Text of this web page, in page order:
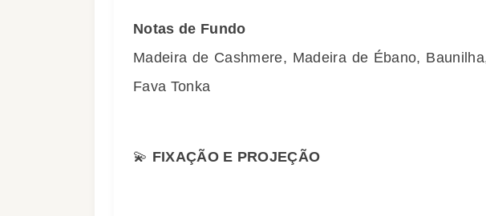
Notas de Fundo
Madeira de Cashmere, Madeira de Ébano,
Fava Tonka
💫 FIXAÇÃO E PROJEÇÃO